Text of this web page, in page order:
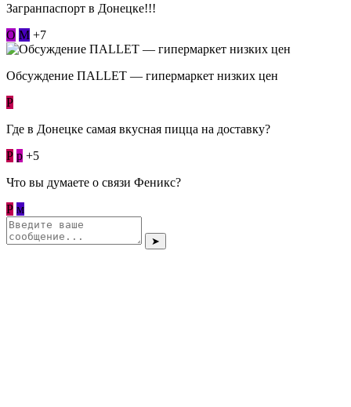
Загранпаспорт в Донецке!!!
О М +7
Обсуждение ПАLLЕТ — гипермаркет низких цен
Р
Где в Донецке самая вкусная пицца на доставку?
Р p +5
Что вы думаете о связи Феникс?
Р м
➤